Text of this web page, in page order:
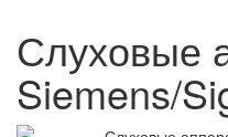
Слуховые
Siemens/